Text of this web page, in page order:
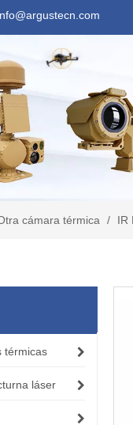
cámara térmica / IR
térmicas
láser